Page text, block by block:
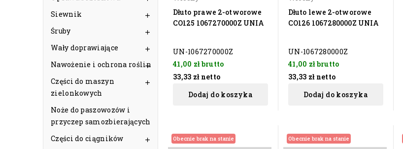
Siewnik 
Śruby 
Wały doprawiające 
Nawożenie i ochrona roślin

Części do maszyn
zielonkowych

Noże do paszowozów i
przyczep samozbierających
Części do ciągników

Dłuto prawe 2-otworowe
CO125 1067270000Z UNIA
UN-1067270000Z
41,00 złbrutto
33,33 zł netto
Dodaj do koszyka
Dłuto lewe 2-otworowe
CO126 1067280000Z UNIA
UN-1067280000Z
41,00 złbrutto
33,33 zł netto
Dodaj do koszyka
Obecnie brak na stanie Obecnie brak na stanie